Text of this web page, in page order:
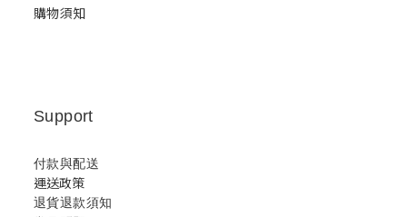
購物須知
Support
付款與配送
運送政策
退貨退款須知